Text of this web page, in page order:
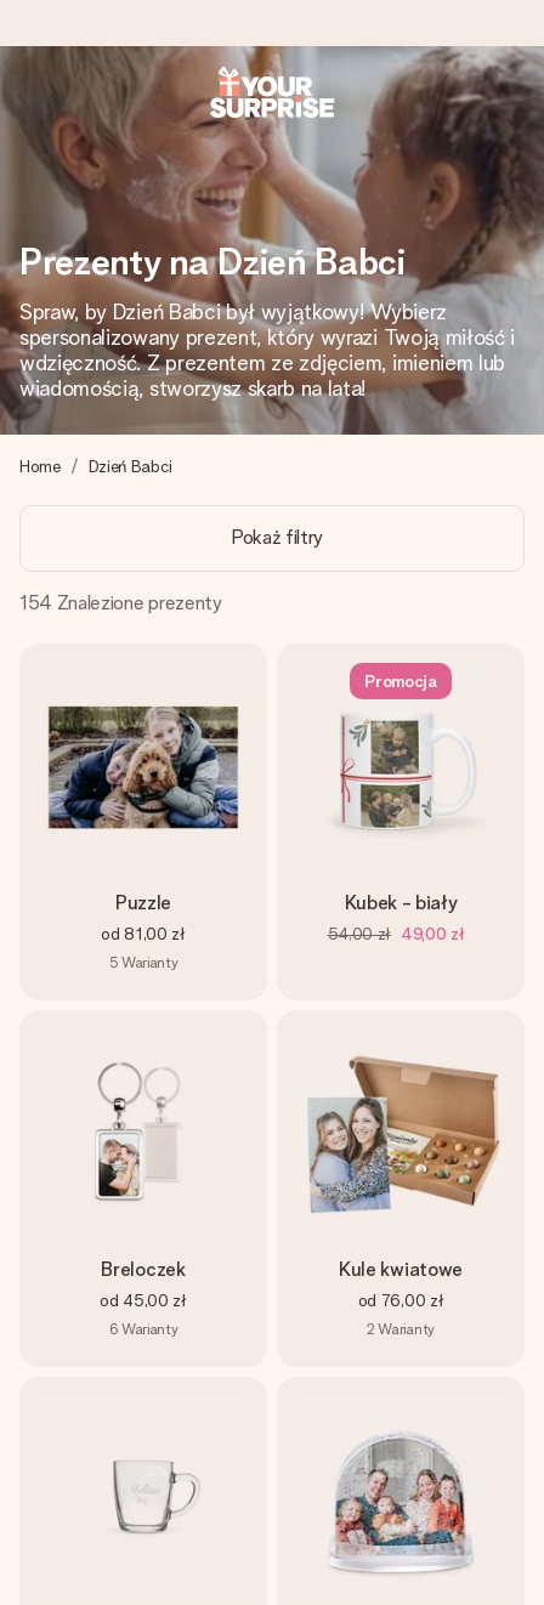
Wysyłka w 1 dzień roboczy
Tworzymy Twój prezent z troską i wysyłamy go w mgnieniu
oka – dzięki czemu możesz go dać dokładnie we
właściwym momencie, kiedy ma to największe znaczenie
4,7 (na podstawie +15 000 opinii)
Nasze prezenty inspirują. Klienci oceniają nas na 4,7 w
Google Reviews.
Stwórz coś wyjątkowego w zaledwie kilku krokach – z jej
imieniem, swoim zdjęciem lub wiadomością, która naprawdę
poruszy serce. Bez problemu, po prostu ogrom miłości na
tę chwilę.
Prezenty na Dzień Babci
Spraw, by Dzień Babci był wyjątkowy! Wybierz
spersonalizowany prezent, który wyrazi Twoją miłość i
wdzięczność. Z prezentem ze zdjęciem, imieniem lub
wiadomością, stworzysz skarb na lata!
Home Dzień Babci
Pokaż filtry
154 Znalezione prezenty
Puzzle
od 81,00 zł
5 Warianty
Promocja
Kubek - biały
54,00 zł 49,00 zł
Breloczek
od 45,00 zł
6 Warianty
Kule kwiatowe
od 76,00 zł
2 Warianty